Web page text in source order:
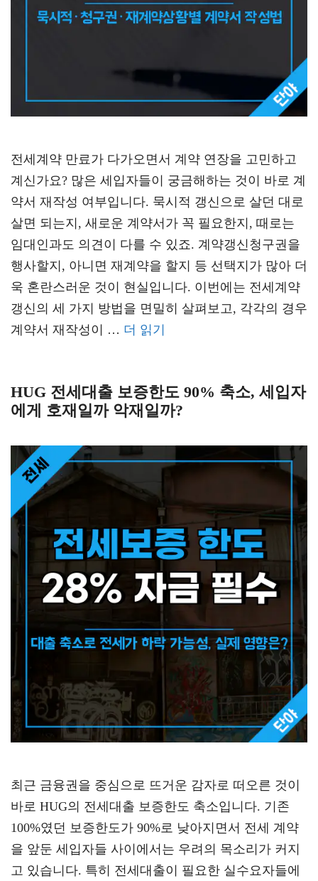
전세계약 만료가 다가오면서 계약 연장을 고민하고
계신가요? 많은 세입자들이 궁금해하는 것이 바로 계
약서 재작성 여부입니다. 묵시적 갱신으로 살던 대로
살면 되는지, 새로운 계약서가 꼭 필요한지, 때로는
임대인과도 의견이 다를 수 있죠. 계약갱신청구권을
행사할지, 아니면 재계약을 할지 등 선택지가 많아 더
욱 혼란스러운 것이 현실입니다. 이번에는 전세계약
갱신의 세 가지 방법을 면밀히 살펴보고, 각각의 경우
계약서 재작성이 … 더 읽기
HUG 전세대출 보증한도 90% 축소, 세입자
에게 호재일까 악재일까?
최근 금융권을 중심으로 뜨거운 감자로 떠오른 것이
바로 HUG의 전세대출 보증한도 축소입니다. 기존
100%였던 보증한도가 90%로 낮아지면서 전세 계약
을 앞둔 세입자들 사이에서는 우려의 목소리가 커지
고 있습니다. 특히 전세대출이 필요한 실수요자들에